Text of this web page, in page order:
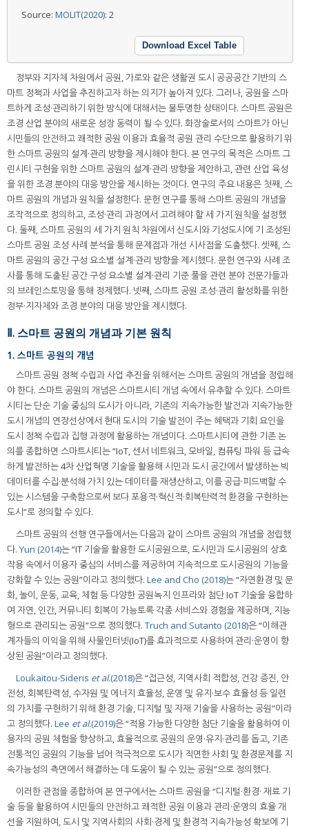
Source: MOLIT(2020): 2
Download Excel Table
정부와 지자체 차원에서 공원, 가로와 같은 생활권 도시 공공공간 기반의 스
마트 정책과 사업을 추진하고자 하는 의지가 높아져 있다. 그러나, 공원을 스마
트하게 조성·관리하기 위한 방식에 대해서는 불투명한 상태이다. 스마트 공원은
조경 산업 분야의 새로운 성장 동력이 될 수 있다. 화장술로서의 스마트가 아닌
시민들의 안전하고 쾌적한 공원 이용과 효율적 공원 관리 수단으로 활용하기 위
한 스마트 공원의 설계·관리 방향을 제시해야 한다. 본 연구의 목적은 스마트 그
린시티 구현을 위한 스마트 공원의 설계·관리 방향을 제안하고, 관련 산업 육성
을 위한 조경 분야의 대응 방안을 제시하는 것이다. 연구의 주요 내용은 첫째, 스
마트 공원의 개념과 원칙을 설정한다. 문헌 연구를 통해 스마트 공원의 개념을
조작적으로 정의하고, 조성·관리 과정에서 고려해야 할 세 가지 원칙을 설정했
다. 둘째, 스마트 공원의 세 가지 원칙 차원에서 신도시와 기성도시에 기 조성된
스마트 공원 조성 사례 분석을 통해 문제점과 개선 시사점을 도출했다. 셋째, 스
마트 공원의 공간 구성 요소별 설계·관리 방향을 제시했다. 문헌 연구와 사례 조
사를 통해 도출된 공간 구성 요소별 설계·관리 기준 풀을 관련 분야 전문가들과
의 브레인스토밍을 통해 정제했다. 넷째, 스마트 공원 조성·관리 활성화를 위한
정부·지자체와 조경 분야의 대응 방안을 제시했다.
Ⅱ. 스마트 공원의 개념과 기본 원칙
1. 스마트 공원의 개념
스마트 공원 정책 수립과 사업 추진을 위해서는 스마트 공원의 개념을 정립해
야 한다. 스마트 공원의 개념은 스마트시티 개념 속에서 유추할 수 있다. 스마트
시티는 단순 기술 중심의 도시가 아니라, 기존의 지속가능한 발전과 지속가능한
도시 개념의 연장선상에서 현대 도시의 기술 발전이 주는 혜택과 기회 요인을
도시 정책 수립과 집행 과정에 활용하는 개념이다. 스마트시티에 관한 기존 논
의를 종합하면 스마트시티는 “IoT, 센서 네트워크, 모바일, 컴퓨팅 파워 등 급속
하게 발전하는 4차 산업혁명 기술을 활용해 시민과 도시 공간에서 발생하는 빅
데이터를 수집·분석해 가치 있는 데이터를 재생산하고, 이를 공급·피드백할 수
있는 시스템을 구축함으로써 보다 포용적·혁신적·회복탄력적 환경을 구현하는
도시”로 정의할 수 있다.
스마트 공원의 선행 연구들에서는 다음과 같이 스마트 공원의 개념을 정립했
다. Yun (2014)는 “IT 기술을 활용한 도시공원으로, 도시민과 도시공원의 상호
작용 속에서 이용자 중심의 서비스를 제공하여 지속적으로 도시공원의 기능을
강화할 수 있는 공원”이라고 정의했다. Lee and Cho (2018)는 “자연환경 및 문
화, 놀이, 운동, 교육, 체험 등 다양한 공원녹지 인프라와 첨단 IoT 기술을 융합하
여 자연, 인간, 커뮤니티 회복이 가능토록 각종 서비스와 경험을 제공하며, 지능
형으로 관리되는 공원”으로 정의했다. Truch and Sutanto (2018)은 “이해관
계자들의 이익을 위해 사물인터넷(IoT)를 효과적으로 사용하여 관리·운영이 향
상된 공원”이라고 정의했다.
Loukaitou-Sideris et al.(2018)은 “접근성, 지역사회 적합성, 건강 증진, 안
전성, 회복탄력성, 수자원 및 에너지 효율성, 운영 및 유지·보수 효율성 등 일련
의 가치를 구현하기 위해 환경 기술, 디지털 및 자재 기술을 사용하는 공원”이라
고 정의했다. Lee et al.(2019)은 “적용 가능한 다양한 첨단 기술을 활용하여 이
용자의 공원 체험을 향상하고, 효율적으로 공원의 운영·유지·관리를 돕고, 기존
전통적인 공원의 기능을 넘어 적극적으로 도시가 직면한 사회 및 환경문제를 지
속가능성의 측면에서 해결하는 데 도움이 될 수 있는 공원”으로 정의했다.
이러한 관점을 종합하여 본 연구에서는 스마트 공원을 “디지털·환경· 재료 기
술 등을 활용하여 시민들의 안전하고 쾌적한 공원 이용과 관리·운영의 효율 개
선을 지원하여, 도시 및 지역사회의 사회·경제 및 환경적 지속가능성 확보에 기